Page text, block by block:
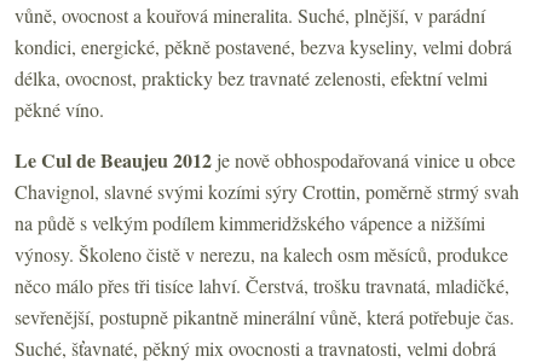
vůně, ovocnost a kouřová mineralita. Suché, plnější, v parádní
kondici, energické, pěkně postavené, bezva kyseliny, velmi dobrá
délka, ovocnost, prakticky bez travnaté zelenosti, efektní velmi
pěkné víno.
Le Cul de Beaujeu 2012 je nově obhospodařovaná vinice u obce
Chavignol, slavné svými kozími sýry Crottin, poměrně strmý svah
na půdě s velkým podílem kimmeridžského vápence a nižšími
výnosy. Školeno čistě v nerezu, na kalech osm měsíců, produkce
něco málo přes tři tisíce lahví. Čerstvá, trošku travnatá, mladičké,
sevřenější, postupně pikantně minerální vůně, která potřebuje čas.
Suché, šťavnaté, pěkný mix ovocnosti a travnatosti, velmi dobrá